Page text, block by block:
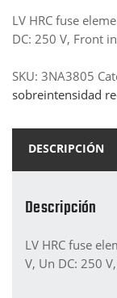
LV HRC fuse
DC: 250 V, Front
SKU: 3NA3805
sobreintensidad
DESCRIPCIÓN
Descripción
LV HRC fuse
V, Un DC: 250